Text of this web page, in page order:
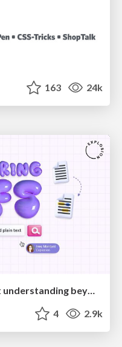
163 24k
Conquering PDFs: document understanding beyond plain text
4 2.9k